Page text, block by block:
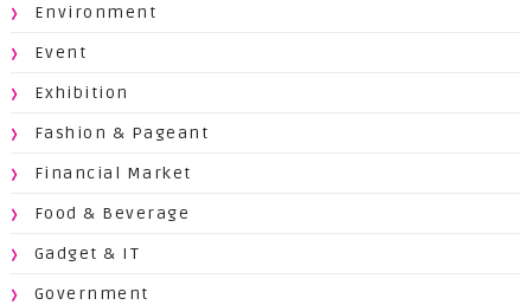
Environment
Event
Exhibition
Fashion & Pageant
Financial Market
Food & Beverage
Gadget & IT
Government